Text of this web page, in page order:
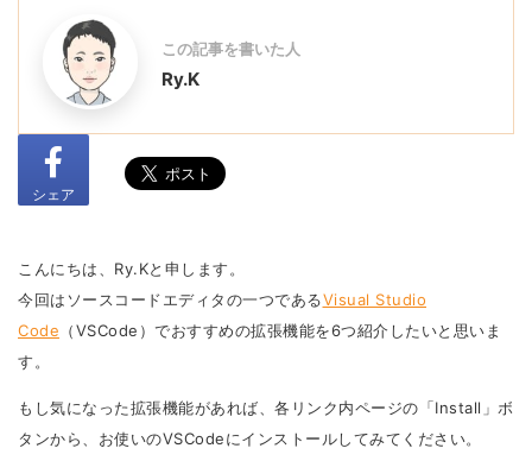
この記事を書いた人
Ry.K
シェア
こんにちは、Ry.Kと申します。
今回はソースコードエディタの一つであるVisual Studio
Code （VSCode）でおすすめの拡張機能を6つ紹介したいと思いま
す。
もし気になった拡張機能があれば、各リンク内ページの「Install」ボ
タンから、お使いのVSCodeにインストールしてみてください。